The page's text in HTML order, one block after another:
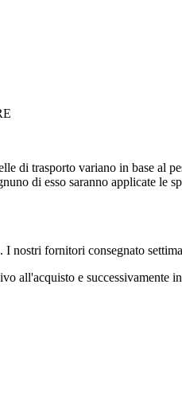
di trasporto variano in base al
di esso saranno applicate le
I nostri fornitori consegnato
all'acquisto e successivamente